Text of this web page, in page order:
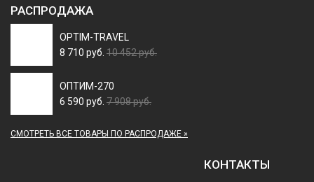
РАСПРОДАЖА
OPTIM-TRAVEL
8 710 руб. 10 452 руб.
ОПТИМ-270
6 590 руб. 7 908 руб.
СМОТРЕТЬ ВСЕ ТОВАРЫ ПО РАСПРОДАЖЕ »
КОНТАКТЫ